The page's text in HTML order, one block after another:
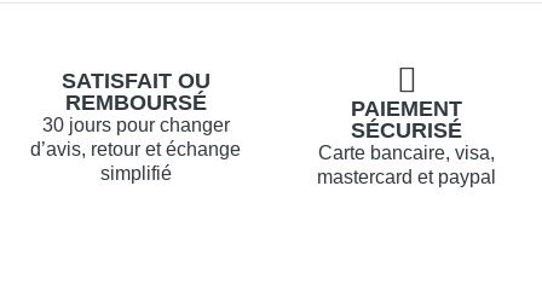
SATISFAIT OU
REMBOURSÉ
30 jours pour changer
d’avis, retour et échange
simplifié
PAIEMENT
SÉCURISÉ
Carte bancaire, visa,
mastercard et paypal